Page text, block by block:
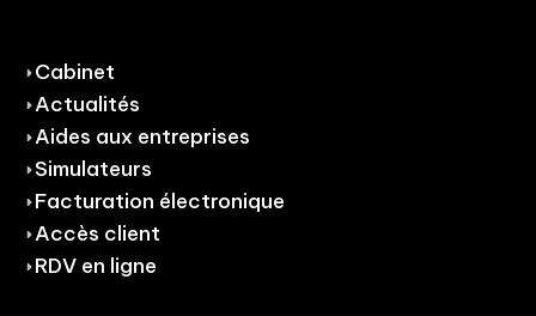
Cabinet
Actualités
Aides aux entreprises
Simulateurs
Facturation électronique
Accès client
RDV en ligne